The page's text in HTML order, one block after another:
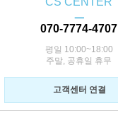
ㅡ
070-7774-4707
평일 10:00~18:00
주말, 공휴일 휴무
고객센터 연결